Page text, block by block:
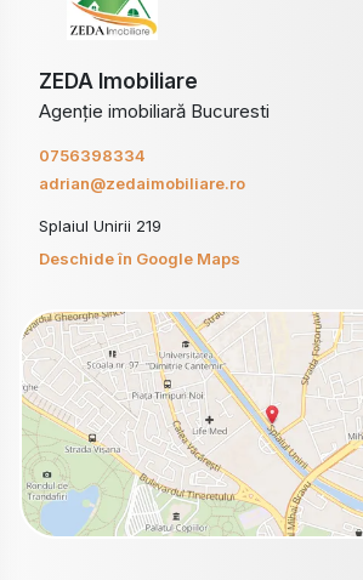
ZEDA Imobiliare
Agenție imobiliară Bucuresti
0756398334
adrian@zedaimobiliare.ro
Splaiul Unirii 219
Deschide în Google Maps